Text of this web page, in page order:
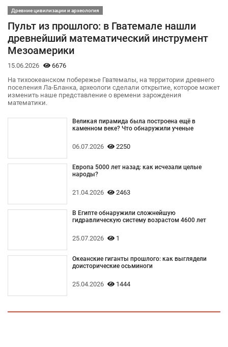
Древние цивилизации и археология
Пульт из прошлого: в Гватемале нашли
древнейший математический инструмент
Мезоамерики
15.06.2026
6676
На тихоокеанском побережье Гватемалы, на территории древнего
поселения Ла-Бланка, археологи сделали открытие, которое может
изменить наше представление о времени зарождения
математики.
Великая пирамида была построена ещё в
каменном веке? Что обнаружили ученые
06.07.2026 2250
Европа 5000 лет назад: как исчезали целые
народы?
21.04.2026 2463
В Египте обнаружили сложнейшую
гидравлическую систему возрастом 4600 лет
25.07.2026 1
Океанские гиганты прошлого: как выглядели
доисторические осьминоги
25.04.2026 1444